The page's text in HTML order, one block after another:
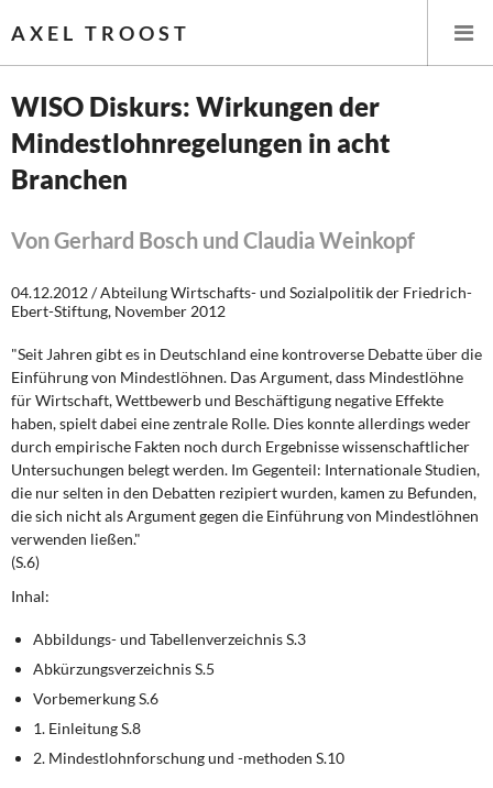
AXEL TROOST
Startseite
Leitlinien linker Wirtschafts- und Finanzpolitik
Wirtschaftspolitik
Steuer- und Finanzpolitik
Öffentliche Infrastruktur und Daseinsvorsorge
Eurokrise und Griechenland
DIE LINKE
Weitere Themen
Memo-Gruppe
Institut Solidarische Moderne
Rosa-Luxemburg-Stiftung
Über mich
WISO Diskurs: Wirkungen der
Mindestlohnregelungen in acht
Branchen
Von Gerhard Bosch und Claudia Weinkopf
04.12.2012 / Abteilung Wirtschafts- und Sozialpolitik der Friedrich-
Ebert-Stiftung, November 2012
"Seit Jahren gibt es in Deutschland eine kontroverse Debatte über die
Einführung von Mindestlöhnen. Das Argument, dass Mindestlöhne
für Wirtschaft, Wettbewerb und Beschäftigung negative Effekte
haben, spielt dabei eine zentrale Rolle. Dies konnte allerdings weder
durch empirische Fakten noch durch Ergebnisse wissenschaftlicher
Untersuchungen belegt werden. Im Gegenteil: Internationale Studien,
die nur selten in den Debatten rezipiert wurden, kamen zu Befunden,
die sich nicht als Argument gegen die Einführung von Mindestlöhnen
verwenden ließen."
(S.6)
Inhal:
Abbildungs- und Tabellenverzeichnis S.3
Abkürzungsverzeichnis S.5
Vorbemerkung S.6
1. Einleitung S.8
2. Mindestlohnforschung und -methoden S.10